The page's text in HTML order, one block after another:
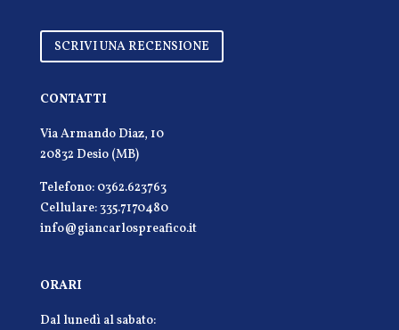
SCRIVI UNA RECENSIONE
CONTATTI
Via Armando Diaz, 10
20832 Desio (MB)
Telefono: 0362.623763
Cellulare: 335.7170480
info@giancarlospreafico.it
ORARI
Dal lunedì al sabato: